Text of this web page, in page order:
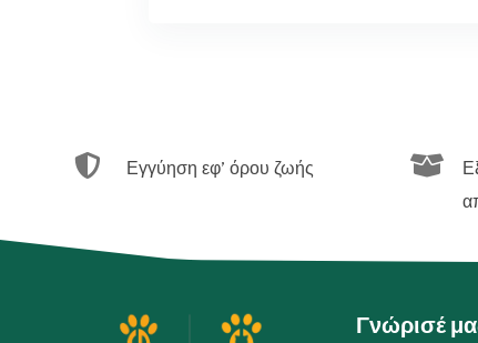
 Εγγύηση εφ’ όρου ζωής 
Γνώρισέ